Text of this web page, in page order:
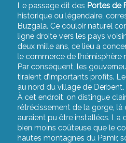
Le passage dit des Portes de
historique ou légendaire,
Buzgala. Ce couloir naturel
ligne droite vers les pays
deux mille ans, ce lieu a
le commerce de l’hémisphère
Par conséquent, les
tiraient d’importants profits.
au nord du village de Derbent.
À cet endroit, on distingue
rétrécissement de la gorge, là
auraient pu être installées. La
bien moins coûteuse que le
hautes montagnes du Pamir,